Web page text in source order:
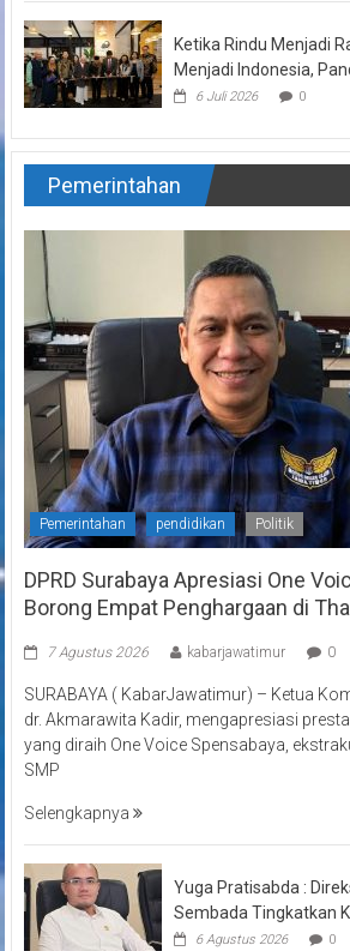
Ketika Rindu Menjadi
Menjadi Indonesia,
6 Juli 2026 0
Pemerintahan
Pemerintahan pendidikan Politik
DPRD Surabaya Apresiasi One
Borong Empat Penghargaan di
7 Agustus 2026 kabarjawatimur 0
SURABAYA ( KabarJawatimur) – Ketua
dr. Akmarawita Kadir, mengapresiasi
yang diraih One Voice Spensabaya,
SMP
Selengkapnya
Yuga Pratisabda :
Sembada Tingkatkan
6 Agustus 2026 0